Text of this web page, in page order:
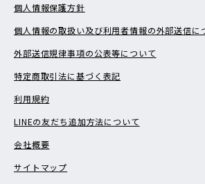
個人情報保護方針
個人情報の取扱い及び利用者情報の外部送信に
外部送信規律事項の公表等について
特定商取引法に基づく表記
利用規約
LINEの友だち追加方法について
会社概要
サイトマップ